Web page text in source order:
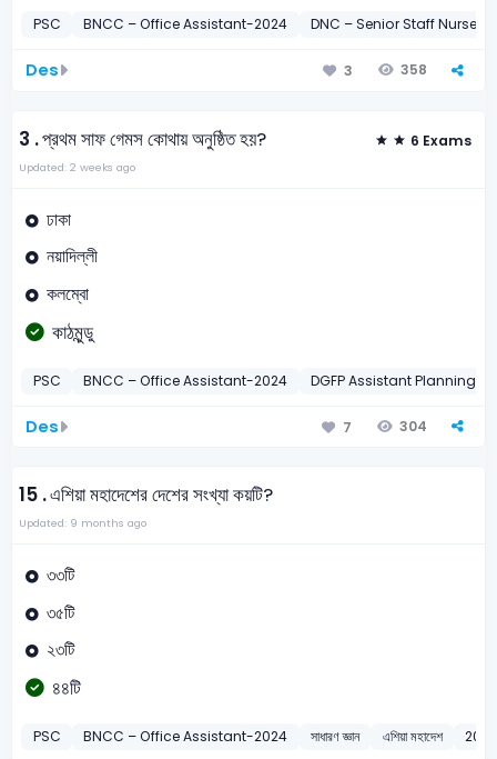
PSC BNCC – Office Assistant-2024 DNC – Senior Staff Nurse-
Des 3 358
3 .প্রথম সাফ গেমস কোথায় অনুষ্ঠিত হয়? 6 Exams
Updated: 2 weeks ago
ঢাকা
নয়াদিল্লী
কলম্বো
কাঠমুন্ডু
PSC BNCC – Office Assistant-2024 DGFP Assistant Planning
Des 7 304
15 .এশিয়া মহাদেশের দেশের সংখ্যা কয়টি?
Updated: 9 months ago
৩৩টি
৩৫টি
২৩টি
৪৪টি
PSC BNCC – Office Assistant-2024 সাধারণ জ্ঞান এশিয়া মহাদেশ